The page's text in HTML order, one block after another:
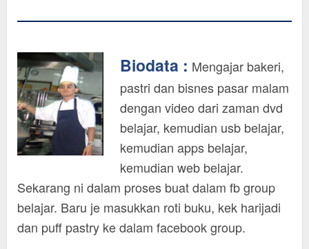
Biodata : Mengajar bakeri,
pastri dan bisnes pasar malam
dengan video dari zaman dvd
belajar, kemudian usb belajar,
kemudian apps belajar,
kemudian web belajar.
Sekarang ni dalam proses buat dalam fb group
belajar. Baru je masukkan roti buku, kek harijadi
dan puff pastry ke dalam facebook group.